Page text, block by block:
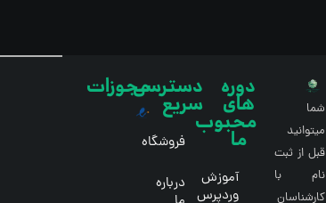
شما
میتوانید
قبل از ثبت
نام با
کارشناسان
دوره
های
محبوب
ما
آموزش
وردپرس
دسترسی
سریع
فروشگاه
درباره
مجوزات